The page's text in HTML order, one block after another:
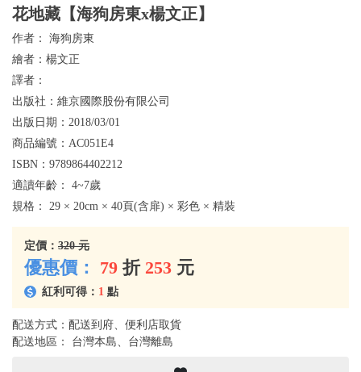
花地藏【海狗房東x楊文正】
作者： 海狗房東
繪者： 楊文正
譯者：
出版社： 維京國際股份有限公司
出版日期： 2018/03/01
商品編號： AC051E4
ISBN： 9789864402212
適讀年齡： 4~7歲
規格： 29 × 20cm × 40頁(含扉) × 彩色 × 精裝
定價： 320 元
優惠價： 79 折 253 元
紅利可得： 1 點
配送方式：配送到府、便利店取貨
配送地區： 台灣本島、台灣離島